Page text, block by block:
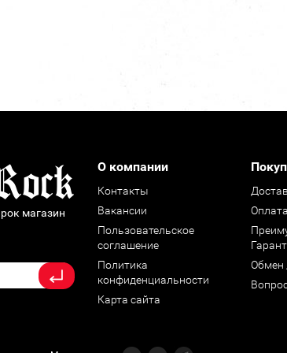
магазин
О компании
Контакты
Вакансии
Пользовательское
соглашение
Политика
конфиденциальности
Карта сайта
Оплата
Обмен